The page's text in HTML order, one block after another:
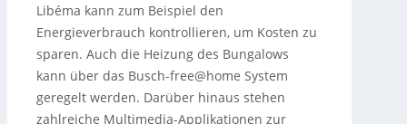
Libéma kann zum Beispiel den
Energieverbrauch kontrollieren, um Kosten zu
sparen. Auch die Heizung des Bungalows
kann über das Busch-free@home System
geregelt werden. Darüber hinaus stehen
zahlreiche Multimedia-Applikationen zur